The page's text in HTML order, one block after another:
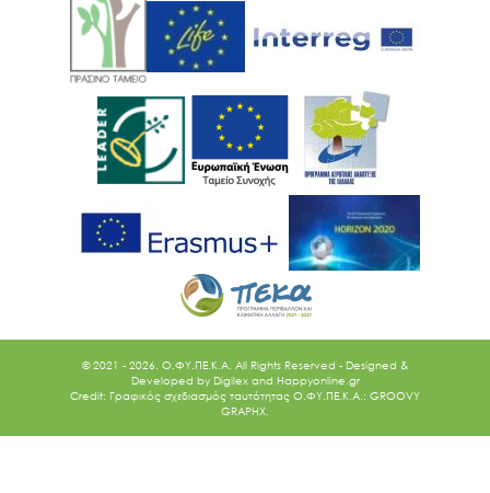
© 2021 - 2026. O.ΦΥ.ΠΕ.Κ.Α. All Rights Reserved - Designed &
Developed by Digilex and Happyonline.gr
Credit: Γραφικός σχεδιασμός ταυτότητας Ο.ΦΥ.ΠΕ.Κ.Α.: GROOVY
GRAPHX.